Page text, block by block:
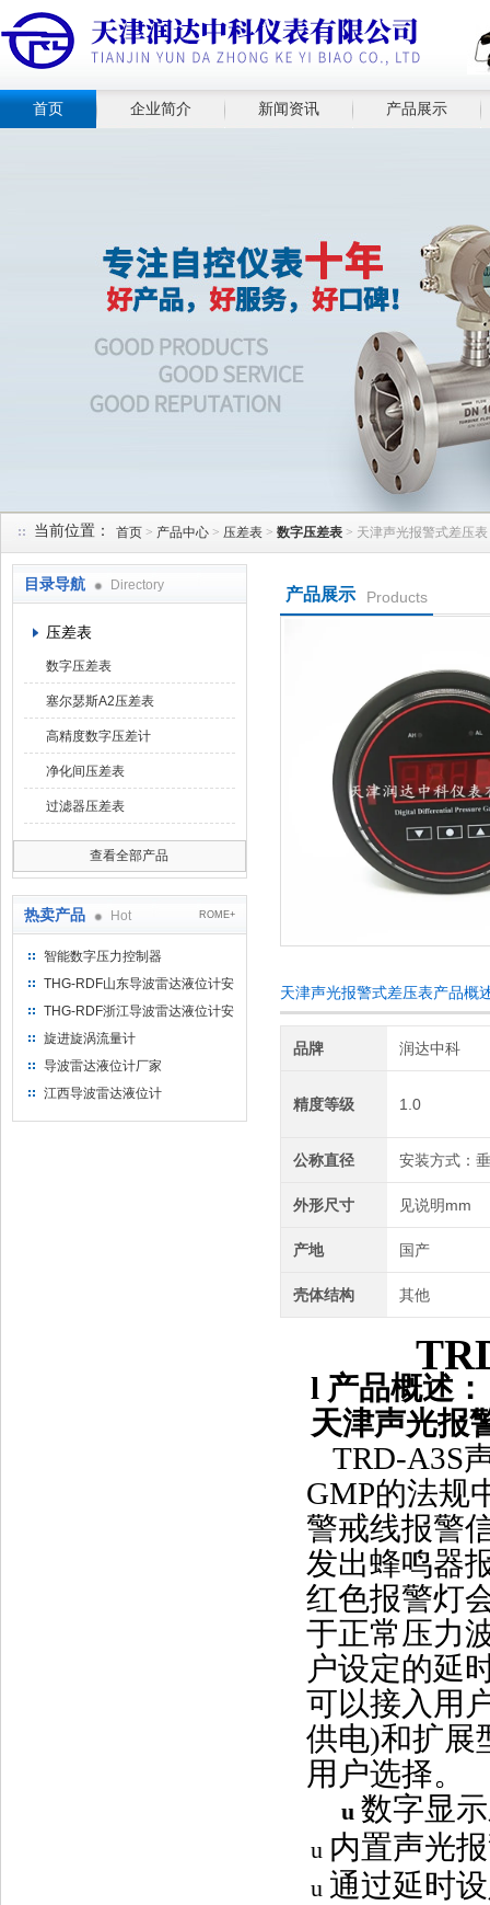
首页 企业简介 新闻资讯 产品展示
当前位置： 首页 > 产品中心 > 压差表 > 数字压差表 > 天津声光报警式差压表
目录导航 Directory
压差表
数字压差表
塞尔瑟斯A2压差表
高精度数字压差计
净化间压差表
过滤器压差表
查看全部产品
热卖产品 Hot ROME+
智能数字压力控制器
THG-RDF山东导波雷达液位计安
装方法
THG-RDF浙江导波雷达液位计安
装方法
旋进旋涡流量计
导波雷达液位计厂家
江西导波雷达液位计
产品展示 Products
天津声光报警式差压表产品概
品牌 润达中科
精度等级 1.0
公称直径 安装方式：
外形尺寸 见说明mm
产地 国产
壳体结构 其他
l 产品概述：
天津声光报
TRD-A3S
GMP的法规
警戒线报警
发出蜂鸣器
红色报警灯
于正常压力
户设定的延
可以接入用
供电)和扩展
用户选择。
u 数字显
u 内置声光
u 通过延时